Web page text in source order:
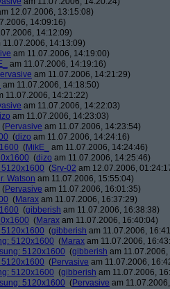
12.07.2006, 13:15:08)
14:09:16)
14:12:09)
11.07.2006, 14:13:09)
am 11.07.2006, 14:19:00)
am 11.07.2006, 14:19:16)
am 11.07.2006, 14:21:29)
am 11.07.2006, 14:18:50)
11.07.2006, 14:21:22)
am 11.07.2006, 14:22:03)
am 11.07.2006, 14:23:03)
(Pervasive am 11.07.2006, 14:23:54)
(dizo am 11.07.2006, 14:24:16)
(MikE_
am 11.07.2006, 14:24:46)
(dizo am 11.07.2006, 14:25:46)
(Srv-02 am 12.07.2006,
Watson am 11.07.2006, 15:55:04)
(Pervasive am 11.07.2006, 16:01:35)
(Marax am 11.07.2006, 16:37:29)
(gibberish am 11.07.2006, 16:38:38)
(Marax am 11.07.2006, 16:40:04)
(gibberish am 11.07.2006,
5120x1600 (Marax am 11.07.2006,
5120x1600 (gibberish am 11.07.2006,
(Pervasive am 11.07.2006,
5120x1600 (gibberish am 11.07.2006,
5120x1600 (Pervasive am